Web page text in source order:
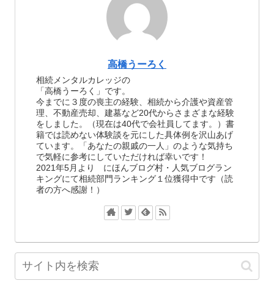
高橋うーろく
相続メンタルカレッジの
「高橋うーろく」です。
今までに３度の喪主の経験、相続から介護や資産管
理、不動産売却、建墓など20代からさまざまな経験
をしました。（現在は40代で会社員してます。）書
籍では読めない体験談を元にした具体例を沢山あげ
ています。「あなたの親戚の一人」のような気持ち
で気軽に参考にしていただければ幸いです！
2021年5月より にほんブログ村・人気ブログラン
キングにて相続部門ランキング１位獲得中です（読
者の方へ感謝！）